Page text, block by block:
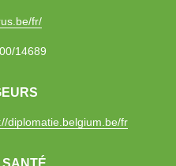
fr/​
14689​
diplomatie.belgium.be/fr​